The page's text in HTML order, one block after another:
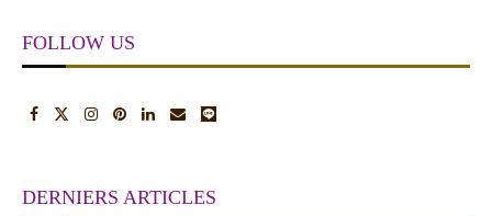
FOLLOW US
DERNIERS ARTICLES